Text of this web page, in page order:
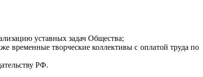
уставных задач Общества;
временные творческие коллективы с оплатой труда по
РФ.